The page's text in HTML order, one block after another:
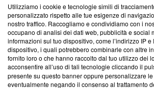
Questa sezione offre informazioni
News, sui nostri processi editoriali e su
creare news di qualità. Inoltre, afferma la
‘Trust Project - News with Integrity’Blasting
ancora membro del programma, ma ha
parte; Trust Project non ha ancora
conformità agli standard.
Utilizziamo i cookie e tecnologie simili di
personalizzato rispetto alle tue esigenze di
nostro traffico. Raccogliamo e condividiamo con i
occupano di analisi dei dati web, pubblicità e social
informazioni sul tuo dispositivo, come l’indirizzo IP
dispositivo, i quali potrebbero combinarle con altre
fornito loro o che hanno raccolto dal tuo utilizzo dei
acconsentire all’uso di tali tecnologie cliccando il
presente su questo banner oppure personalizzare
eventualmente negando il consenso al trattamento